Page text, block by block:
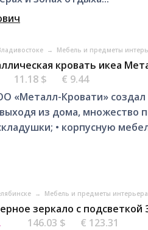
→ Мебель и предметы
кровать икеа
11.18 $
€ 9.44
«Металл-Кровати»
из дома, множество
• корпусную
→ Мебель и предметы
зеркало с
146.03 $
€ 123.31